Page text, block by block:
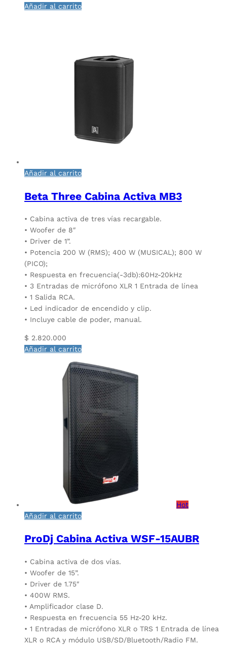
Añadir al carrito
Añadir al carrito
Beta Three Cabina Activa MB3
• Cabina activa de tres vías recargable.
• Woofer de 8″
• Driver de 1”.
• Potencia 200 W (RMS); 400 W (MUSICAL); 800 W
(PICO);
• Respuesta en frecuencia(-3db):60Hz-20kHz
• 3 Entradas de micrófono XLR 1 Entrada de línea
• 1 Salida RCA.
• Led indicador de encendido y clip.
• Incluye cable de poder, manual.
$ 2.820.000
Añadir al carrito
Hot
Añadir al carrito
ProDj Cabina Activa WSF-15AUBR
• Cabina activa de dos vías.
• Woofer de 15”.
• Driver de 1.75″
• 400W RMS.
• Amplificador clase D.
• Respuesta en frecuencia 55 Hz-20 kHz.
• 1 Entradas de micrófono XLR o TRS 1 Entrada de línea
XLR o RCA y módulo USB/SD/Bluetooth/Radio FM.